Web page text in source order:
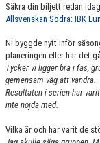
Säkra din biljett redan
Allsvenskan Södra: IBK
Ni byggde nytt inför
planeringen eller har det
Tycker vi ligger bra i fas,
gemensam väg att vandra.
Resultaten i serien har
inte nöjda med.
Vilka är och har varit de